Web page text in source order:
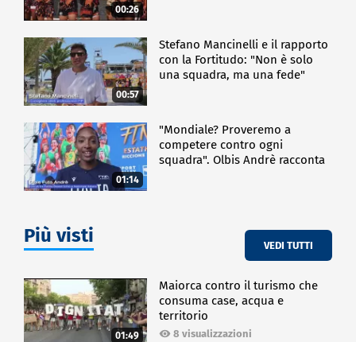
00:26
00:57
Stefano Mancinelli e il rapporto
con la Fortitudo: "Non è solo
una squadra, ma una fede"
01:14
"Mondiale? Proveremo a
competere contro ogni
squadra". Olbis Andrè racconta
Più visti VEDI TUTTI
01:49
Maiorca contro il turismo che
consuma case, acqua e
territorio
8 visualizzazioni